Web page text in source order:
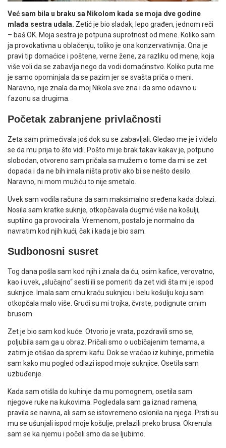
Već sam bila u braku sa Nikolom kada se moja dve godine
mlađa sestra udala. Zetić je bio sladak, lepo građen, jednom reči
– baš OK. Moja sestra je potpuna suprotnost od mene. Koliko sam
ja provokativna u oblačenju, toliko je ona konzervativnija. Ona je
pravi tip domaćice i poštene, verne žene, za razliku od mene, koja
više voli da se zabavlja nego da vodi domaćinstvo. Koliko puta me
je samo opominjala da se pazim jer se svašta priča o meni.
Naravno, nije znala da moj Nikola sve zna i da smo odavno u
fazonu sa drugima.
Početak zabranjene privlačnosti
Zeta sam primećivala još dok su se zabavljali. Gledao me je i videlo
se da mu prija to što vidi. Pošto mi je brak takav kakav je, potpuno
slobodan, otvoreno sam pričala sa mužem o tome da mi se zet
dopada i da ne bih imala ništa protiv ako bi se nešto desilo.
Naravno, ni mom mužiću to nije smetalo.
Uvek sam vodila računa da sam maksimalno sređena kada dolazi.
Nosila sam kratke suknje, otkopčavala dugmić više na košulji,
suptilno ga provocirala. Vremenom, postalo je normalno da
navratim kod njih kući, čak i kada je bio sam.
Sudbonosni susret
Tog dana pošla sam kod njih i znala da ću, osim kafice, verovatno,
kao i uvek, „slučajno“ sesti ili se pomeriti da zet vidi šta mi je ispod
suknjice. Imala sam crnu kraću suknjicu i belu košulju koju sam
otkopčala malo više. Grudi su mi trojka, čvrste, podignute crnim
brusom.
Zet je bio sam kod kuće. Otvorio je vrata, pozdravili smo se,
poljubila sam ga u obraz. Pričali smo o uobičajenim temama, a
zatim je otišao da spremi kafu. Dok se vraćao iz kuhinje, primetila
sam kako mu pogled odlazi ispod moje suknjice. Osetila sam
uzbuđenje.
Kada sam otišla do kuhinje da mu pomognem, osetila sam
njegove ruke na kukovima. Pogledala sam ga iznad ramena,
pravila se naivna, ali sam se istovremeno oslonila na njega. Prsti su
mu se ušunjali ispod moje košulje, prelazili preko brusa. Okrenula
sam se ka njemu i počeli smo da se ljubimo.